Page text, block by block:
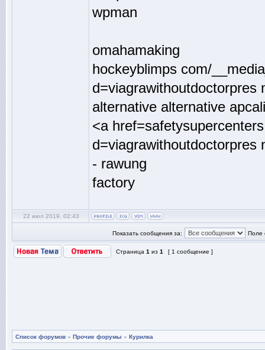
wpman
omahamaking
hockeyblimps com/
d=viagrawithoutdoctorpres
alternative alternative
<a
d=viagrawithoutdoctorpres
- rawung
factory
22 июл 2019, 02:43
Показать сообщения за: Поле
Страница 1 из 1 [ 1 сообщение ]
Список форумов » Прочие форумы » Курилка